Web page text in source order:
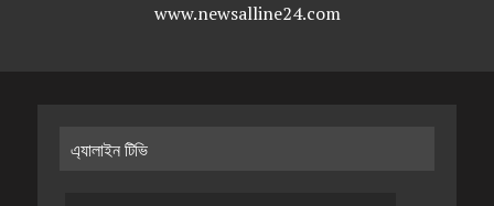
www.newsalline24.com
এ্যালাইন টিভি